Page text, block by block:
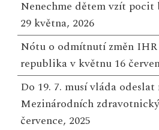
Nenechme dětem vzít pocit
29 května, 2026
Nótu o odmítnutí změn IHR
republika v květnu 16
Do 19. 7. musí vláda
Mezinárodních
července, 2025